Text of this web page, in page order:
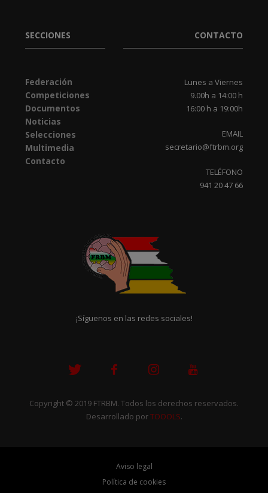
SECCIONES
Federación
Competiciones
Documentos
Noticias
Selecciones
Multimedia
Contacto
CONTACTO
Lunes a Viernes
9.00h a 14:00 h
16:00 h a 19:00h
EMAIL
secretario@ftrbm.org
TELÉFONO
941 20 47 66
¡Síguenos en las redes sociales!
Copyright © 2019 FTRBM. Todos los derechos reservados.
Desarrollado porTOOOLS.
Aviso legal
Política de cookies